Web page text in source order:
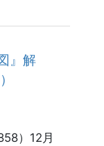
』解
）12月